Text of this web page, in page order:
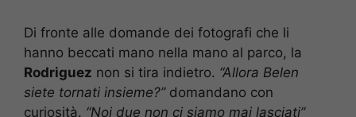
Di fronte alle domande dei fotografi che li
hanno beccati mano nella mano al parco, la
Rodriguez non si tira indietro. “Allora Belen
siete tornati insieme?”domandano con
curiosità. “Noi due non ci siamo mai lasciati”